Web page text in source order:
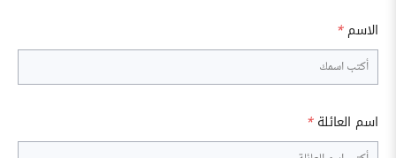
الاسم *
اسم العائلة *